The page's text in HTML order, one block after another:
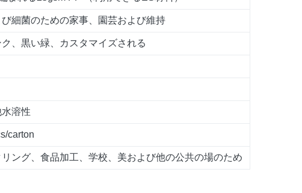
細菌のための家事、園芸および維持
ク、黒い緑、カスタマイズされる
水溶性
carton
ング、食品加工、学校、美および他の公共の場のため